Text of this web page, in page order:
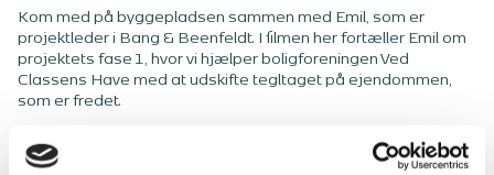
Kom med på byggepladsen sammen med Emil, som er
projektleder i Bang & Beenfeldt. I filmen her fortæller Emil om
projektets fase 1, hvor vi hjælper boligforeningen Ved
Classens Have med at udskifte tegltaget på ejendommen,
som er fredet.